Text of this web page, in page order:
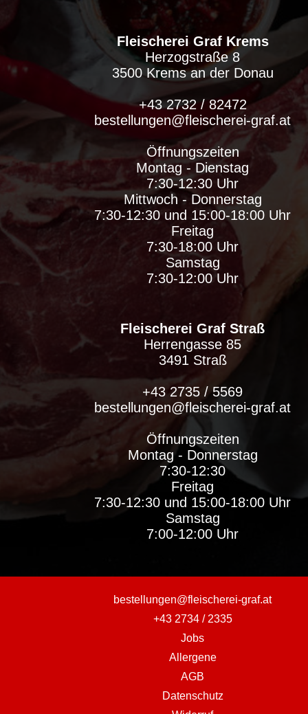
Fleischerei Graf Krems
Herzogstraße 8
3500 Krems an der Donau
+43 2732 / 82472
bestellungen@fleischerei-graf.at
Öffnungszeiten
Montag - Dienstag
7:30-12:30 Uhr
Mittwoch - Donnerstag
7:30-12:30 und 15:00-18:00 Uhr
Freitag
7:30-18:00 Uhr
Samstag
7:30-12:00 Uhr
Fleischerei Graf Straß
Herrengasse 85
3491 Straß
+43 2735 / 5569
bestellungen@fleischerei-graf.at
Öffnungszeiten
Montag - Donnerstag
7:30-12:30
Freitag
7:30-12:30 und 15:00-18:00 Uhr
Samstag
7:00-12:00 Uhr
bestellungen@fleischerei-graf.at
+43 2734 / 2335
Jobs
Allergene
AGB
Datenschutz